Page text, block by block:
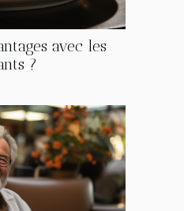
avec les
?